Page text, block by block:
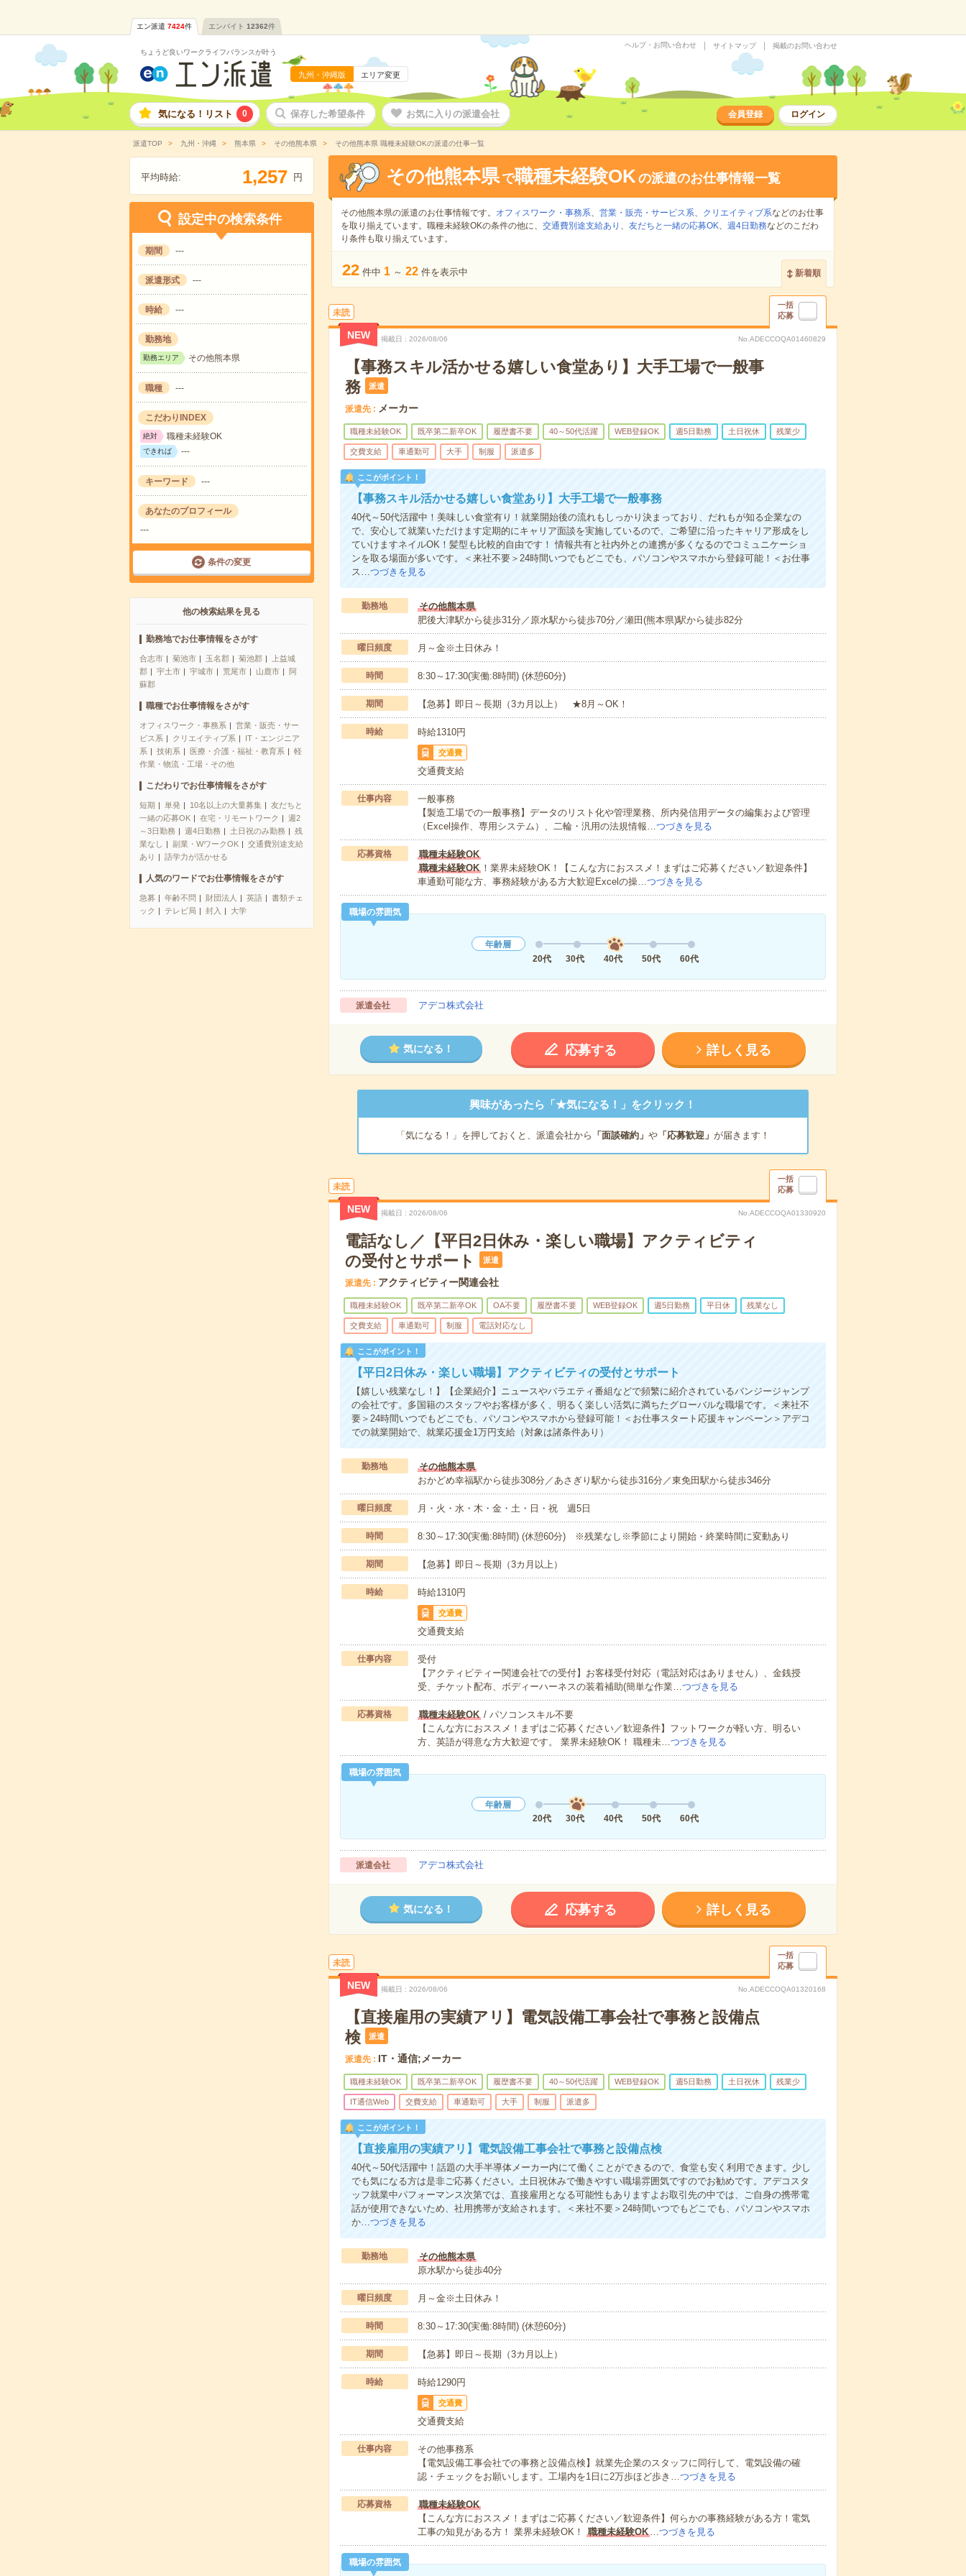
エン派遣 7424件 エンバイト 12362件
ちょうど良いワークライフバランスが叶う
九州・沖縄版 エリア変更
ヘルプ・お問い合わせ サイトマップ 掲載のお問い合わせ
気になる！リスト 0 保存した希望条件 お気に入りの派遣会社 会員登録 ログイン
派遣TOP 九州・沖縄 熊本県 その他熊本県 その他熊本県 職種未経験OKの派遣の仕事一覧
平均時給: 1,257 円
設定中の検索条件
期間 ---
派遣形式 ---
時給 ---
勤務地
勤務エリア その他熊本県
職種 ---
こだわりINDEX
絶対 職種未経験OK
できれば ---
キーワード ---
あなたのプロフィール
---
条件の変更
他の検索結果を見る
勤務地でお仕事情報をさがす
合志市 菊池市 玉名郡 菊池郡
上益城
郡
宇土市 宇城市 荒尾市 山鹿市
阿
蘇郡
職種でお仕事情報をさがす
オフィスワーク・事務系
営業・販売・サー
ビス系
クリエイティブ系
IT・エンジニア
系
技術系 医療・介護・福祉・教育系
軽
作業・物流・工場・その他
こだわりでお仕事情報をさがす
短期 単発 10名以上の大量募集
友だちと
一緒の応募OK
在宅・リモートワーク
週2
～3日勤務
週4日勤務 土日祝のみ勤務
残
業なし
副業・WワークOK
交通費別途支給
あり
語学力が活かせる
人気のワードでお仕事情報をさがす
急募 年齢不問 財団法人 英語
書類チェ
ック
テレビ局 封入 大学
その他熊本県 で職種未経験OKの派遣のお仕事情報一覧
その他熊本県の派遣のお仕事情報です。 オフィスワーク・事務系、 営業・販売・サービス系、 クリエイティブ系などのお仕事
を取り揃えています。職種未経験OKの条件の他に、 交通費別途支給あり 、 友だちと一緒の応募OK、 週4日勤務などのこだわ
り条件も取り揃えています。
22 件中 1 ～ 22 件を表示中 新着順
未読
一括
応募
NEW 掲載日 2026/08/06 No.ADECCOQA01460829
【事務スキル活かせる嬉しい食堂あり】大手工場で一般事
務
派遣
派遣先 メーカー
職種未経験OK 既卒第二新卒OK 履歴書不要 40～50代活躍 WEB登録OK 週5日勤務 土日祝休 残業少
交費支給 車通勤可 大手 制服 派遣多
ここがポイント！
【事務スキル活かせる嬉しい食堂あり】大手工場で一般事務
40代～50代活躍中！美味しい食堂有り！就業開始後の流れもしっかり決まっており、だれもが知る企業なの
で、安心して就業いただけます定期的にキャリア面談を実施しているので、ご希望に沿ったキャリア形成をし
ていけますネイルOK！髪型も比較的自由です！ 情報共有と社内外との連携が多くなるのでコミュニケーショ
ンを取る場面が多いです。＜来社不要＞24時間いつでもどこでも、パソコンやスマホから登録可能！＜お仕事
ス…つづきを見る
勤務地
その他熊本県
肥後大津駅から徒歩31分／原水駅から徒歩70分／瀬田(熊本県)駅から徒歩82分
曜日頻度 月～金※土日休み！
時間 8:30～17:30(実働:8時間) (休憩60分)
期間 【急募】即日～長期（3カ月以上） ★8月～OK！
時給 時給1310円
交通費
交通費支給
仕事内容
一般事務
【製造工場での一般事務】データのリスト化や管理業務、所内発信用データの編集および管理
（Excel操作、専用システム）、二輪・汎用の法規情報…つづきを見る
応募資格
職種未経験OK
職種未経験OK！業界未経験OK！【こんな方におススメ！まずはご応募ください／歓迎条件】
車通勤可能な方、事務経験がある方大歓迎Excelの操…つづきを見る
職場の雰囲気
年齢層
20代
30代 40代 50代 60代
派遣会社 アデコ株式会社
気になる！ 応募する 詳しく見る
興味があったら「★気になる！」をクリック！
「気になる！」を押しておくと、派遣会社から 「面談確約」 や「応募歓迎」 が届きます！
未読
一括
応募
NEW 掲載日 2026/08/06 No.ADECCOQA01330920
電話なし／【平日2日休み・楽しい職場】アクティビティ
の受付とサポート
派遣
派遣先 アクティビティー関連会社
職種未経験OK 既卒第二新卒OK OA不要 履歴書不要 WEB登録OK 週5日勤務 平日休 残業なし
交費支給 車通勤可 制服 電話対応なし
ここがポイント！
【平日2日休み・楽しい職場】アクティビティの受付とサポート
【嬉しい残業なし！】【企業紹介】ニュースやバラエティ番組などで頻繁に紹介されているバンジージャンプ
の会社です。多国籍のスタッフやお客様が多く、明るく楽しい活気に満ちたグローバルな職場です。＜来社不
要＞24時間いつでもどこでも、パソコンやスマホから登録可能！＜お仕事スタート応援キャンペーン＞アデコ
での就業開始で、就業応援金1万円支給（対象は諸条件あり）
勤務地
その他熊本県
おかどめ幸福駅から徒歩308分／あさぎり駅から徒歩316分／東免田駅から徒歩346分
曜日頻度 月・火・水・木・金・土・日・祝 週5日
時間 8:30～17:30(実働:8時間) (休憩60分) ※残業なし※季節により開始・終業時間に変動あり
期間 【急募】即日～長期（3カ月以上）
時給 時給1310円
交通費
交通費支給
仕事内容
受付
【アクティビティー関連会社での受付】お客様受付対応（電話対応はありません）、金銭授
受、チケット配布、ボディーハーネスの装着補助(簡単な作業… つづきを見る
応募資格 職種未経験OK / パソコンスキル不要
【こんな方におススメ！まずはご応募ください／歓迎条件】フットワークが軽い方、明るい
方、英語が得意な方大歓迎です。 業界未経験OK！ 職種未… つづきを見る
職場の雰囲気
年齢層
20代
30代 40代 50代 60代
派遣会社 アデコ株式会社
気になる！ 応募する 詳しく見る
未読
一括
応募
NEW 掲載日 2026/08/06 No.ADECCOQA01320168
【直接雇用の実績アリ】電気設備工事会社で事務と設備点
検
派遣
派遣先 IT・通信;メーカー
職種未経験OK 既卒第二新卒OK 履歴書不要 40～50代活躍 WEB登録OK 週5日勤務 土日祝休 残業少
IT通信Web 交費支給 車通勤可 大手 制服 派遣多
ここがポイント！
【直接雇用の実績アリ】電気設備工事会社で事務と設備点検
40代～50代活躍中！話題の大手半導体メーカー内にて働くことができるので、食堂も安く利用できます。少し
でも気になる方は是非ご応募ください。土日祝休みで働きやすい職場雰囲気ですのでお勧めです。アデコスタ
ッフ就業中パフォーマンス次第では、直接雇用となる可能性もありますよお取引先の中では、ご自身の携帯電
話が使用できないため、社用携帯が支給されます。＜来社不要＞24時間いつでもどこでも、パソコンやスマホ
か…つづきを見る
勤務地
その他熊本県
原水駅から徒歩40分
曜日頻度 月～金※土日休み！
時間 8:30～17:30(実働:8時間) (休憩60分)
期間 【急募】即日～長期（3カ月以上）
時給 時給1290円
交通費
交通費支給
仕事内容
その他事務系
【電気設備工事会社での事務と設備点検】就業先企業のスタッフに同行して、電気設備の確
認・チェックをお願いします。工場内を1日に2万歩ほど歩き…つづきを見る
応募資格
職種未経験OK
【こんな方におススメ！まずはご応募ください／歓迎条件】何らかの事務経験がある方！電気
工事の知見がある方！ 業界未経験OK！
職種未経験OK…つづきを見る
職場の雰囲気